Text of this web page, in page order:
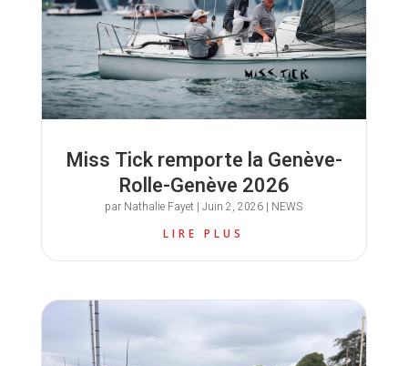
Miss Tick remporte la Genève-
Rolle-Genève 2026
par Nathalie Fayet |Juin 2, 2026 | NEWS
LIRE PLUS